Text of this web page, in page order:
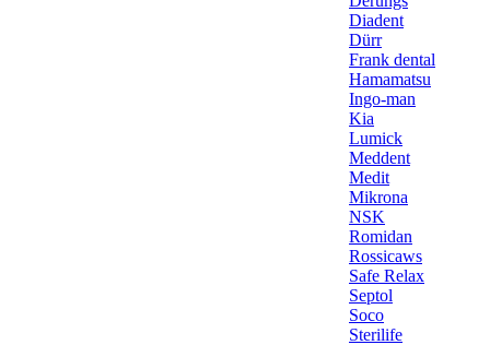
Diadent
Dürr
Frank dental
Hamamatsu
Ingo-man
Kia
Lumick
Meddent
Medit
Mikrona
NSK
Romidan
Rossicaws
Safe Relax
Septol
Soco
Sterilife